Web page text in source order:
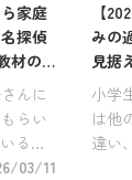
家庭
探偵
材の
んに
らい
る保
けて、
03/11
【
みの
見据
立て
小学
は他
違い
り